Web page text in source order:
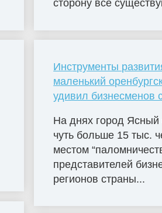
сторону все
Инструменты
маленький
удивил бизнесменов
На днях город Ясный
чуть больше 15 тыс.
местом
представителей
регионов страны...